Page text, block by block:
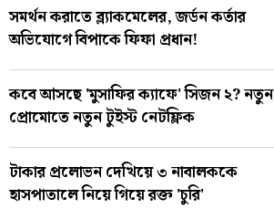
সমর্থন করাতে ব্ল্যাকমেলের, জর্ডন কর্তার
অভিযোগে বিপাকে ফিফা প্রধান!
কবে আসছে 'মুসাফির ক্যাফে' সিজন ২? নতুন
প্রোমোতে নতুন টুইস্ট নেটফ্লিক
টাকার প্রলোভন দেখিয়ে ৩ নাবালককে
হাসপাতালে নিয়ে গিয়ে রক্ত 'চুরি'